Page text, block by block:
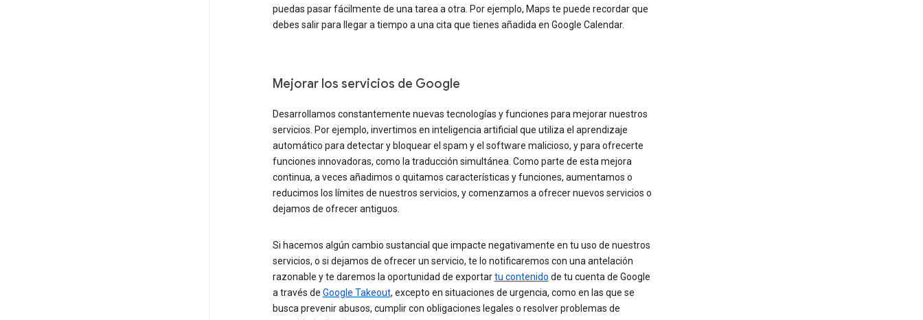
puedas pasar fácilmente de una tarea a otra. Por ejemplo, Maps te puede recordar que
debes salir para llegar a tiempo a una cita que tienes añadida en Google Calendar.
Mejorar los servicios de Google
Desarrollamos constantemente nuevas tecnologías y funciones para mejorar nuestros
servicios. Por ejemplo, invertimos en inteligencia artificial que utiliza el aprendizaje
automático para detectar y bloquear el spam y el software malicioso, y para ofrecerte
funciones innovadoras, como la traducción simultánea. Como parte de esta mejora
continua, a veces añadimos o quitamos características y funciones, aumentamos o
reducimos los límites de nuestros servicios, y comenzamos a ofrecer nuevos servicios o
dejamos de ofrecer antiguos.
Si hacemos algún cambio sustancial que impacte negativamente en tu uso de nuestros
servicios, o si dejamos de ofrecer un servicio, te lo notificaremos con una antelación
razonable y te daremos la oportunidad de exportartu contenido de tu cuenta de Google
a través de Google Takeout, excepto en situaciones de urgencia, como en las que se
busca prevenir abusos, cumplir con obligaciones legales o resolver problemas de